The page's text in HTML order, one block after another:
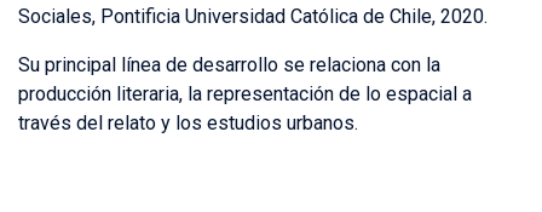
Sociales, Pontificia Universidad Católica de Chile, 2020.
Su principal línea de desarrollo se relaciona con la
producción literaria, la representación de lo espacial a
través del relato y los estudios urbanos.